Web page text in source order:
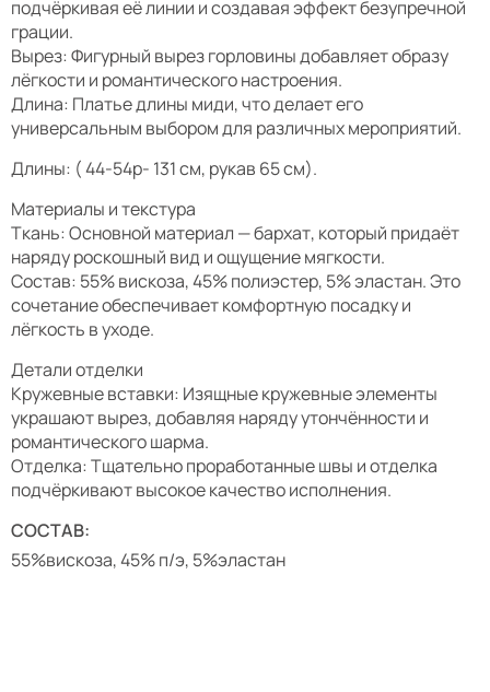
подчёркивая её линии и создавая эффект безупречной
грации.
Вырез: Фигурный вырез горловины добавляет образу
лёгкости и романтического настроения.
Длина: Платье длины миди, что делает его
универсальным выбором для различных мероприятий.
Длины: ( 44-54р- 131 см, рукав 65 см).
Материалы и текстура
Ткань: Основной материал — бархат, который придаёт
наряду роскошный вид и ощущение мягкости.
Состав: 55% вискоза, 45% полиэстер, 5% эластан. Это
сочетание обеспечивает комфортную посадку и
лёгкость в уходе.
Детали отделки
Кружевные вставки: Изящные кружевные элементы
украшают вырез, добавляя наряду утончённости и
романтического шарма.
Отделка: Тщательно проработанные швы и отделка
подчёркивают высокое качество исполнения.
СОСТАВ:
55%вискоза, 45% п/э, 5%эластан